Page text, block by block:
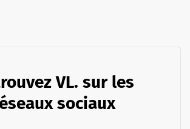
VL. sur les
sociaux